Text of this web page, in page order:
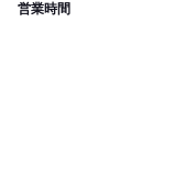
営業時間